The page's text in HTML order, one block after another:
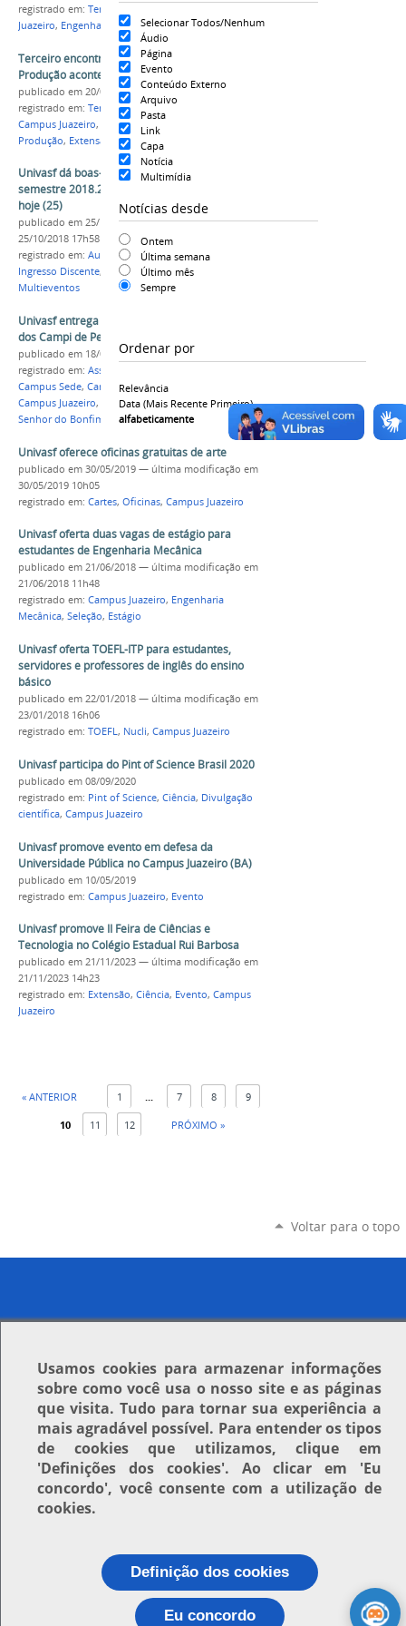
Selecionar Todos/Nenhum
Áudio
Página
Evento
Conteúdo Externo
Arquivo
Pasta
Link
Capa
Notícia
Multimídia
Notícias desde
Ontem
Última semana
Último mês
Sempre
Ordenar por
Relevância
Data (mais Recente Primeiro)
alfabeticamente
registrado em: Tempos de Produção
Juazeiro, Engenharia de Produção
Terceiro encontro do projeto Tempos de
Produção acontece nesta quinta-feira (21)
publicado em 20/06/2018
registrado em: Tempos de Produção
Campus Juazeiro, Engenharia ,
Produção, Extensão
Univasf dá boas-vindas aos estudantes para o
semestre 2018.2 com Aula Magna realizada
hoje (25)
publicado em 25/10/2018—última modificaçãoem
25/10/2018 17h58
registrado em: Aula Magna,Semestre 2018.2
Ingresso Discente, Campus Juazeiro,Complexo
Multieventos
Univasf entrega chips de internet aos discentes
dos Campi de Petrolina, Juazeiro e Paulo Afonso
publicado em 18/02/2021
registrado em: Assistência Estudantil
Campus Sede, Campus Ciências Agrárias
Campus Juazeiro, Campus Paulo Afonso, Campus
Senhor do Bonfim
Univasf oferece oficinas gratuitas de arte
publicado em 30/05/2019 — última modificação em
30/05/2019 10h05
registrado em: Cartes, Oficinas, Campus Juazeiro
Univasf oferta duas vagas de estágio para
estudantes de Engenharia Mecânica
publicado em 21/06/2018 — última modificação em
21/06/2018 11h48
registrado em: Campus Juazeiro, Engenharia
Mecânica, Seleção, Estágio
Univasf oferta TOEFL-ITP para estudantes,
servidores e professores de inglês do ensino
básico
publicado em 22/01/2018 — última modificação em
23/01/2018 16h06
registrado em: TOEFL, Nucli, Campus Juazeiro
Univasf participa do Pint of Science Brasil 2020
publicado em 08/09/2020
registrado em: Pint of Science, Ciência, Divulgação
científica, Campus Juazeiro
Univasf promove evento em defesa da
Universidade Pública no Campus Juazeiro (BA)
publicado em 10/05/2019
registrado em: Campus Juazeiro, Evento
Univasf promove II Feira de Ciências e
Tecnologia no Colégio Estadual Rui Barbosa
publicado em 21/11/2023 — última modificação em
21/11/2023 14h23
registrado em: Extensão, Ciência, Evento, Campus
Juazeiro
« ANTERIOR 1 ... 7 8 9
10 11 12 PRÓXIMO »
Voltar para o topo
Usamos cookiespara armazenar informações
sobre como você usa o nosso site e as páginas
que visita. Tudo para tornar sua experiência a
mais agradável possível. Para entender os tipos
de cookies que utilizamos, clique em
'Definições dos cookies'. Ao clicar em 'Eu
concordo', você consente com a utilização de
cookies.